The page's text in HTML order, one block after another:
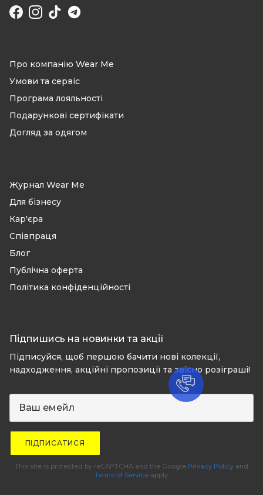
Facebook
Instagram
TikTok
Про компанію Wear Me
Умови та сервіс
Програма лояльності
Подарункові сертифікати
Догляд за одягом
Журнал Wear Me
Для бізнесу
Кар'єра
Співпраця
Блог
Публічна оферта
Політика конфіденційності
Підпишись на новинки та акції
Підписуйся, щоб першою бачити нові колекції,
надходження, акційні пропозиції та звісно розіграші!
ПІДПИСАТИСЯ
This site is protected by reCAPTCHA and the Google Privacy Policy and
Terms of Serviceapply.